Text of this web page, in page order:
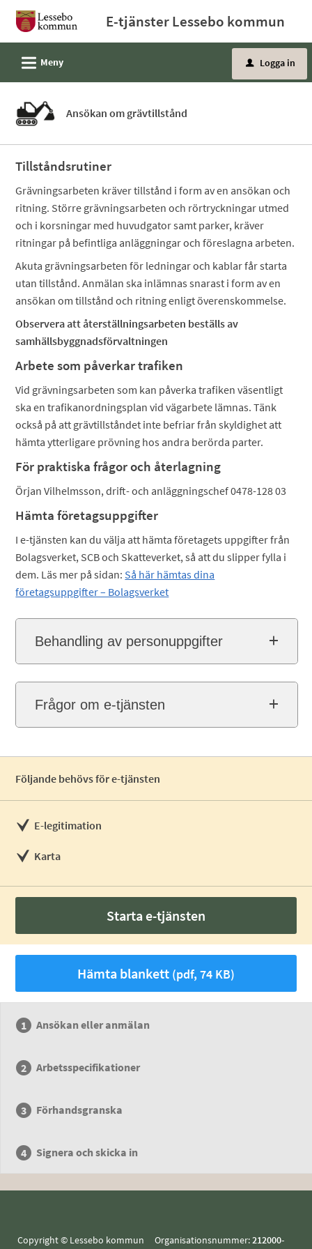
Välkommen
e-
tjänster
-
Lessebo
kommun
E-tjänster Lessebo kommun
L Meny u Logga in
Ansökan om grävtillstånd
Tillståndsrutiner
Grävningsarbeten kräver tillstånd i form av en ansökan och
ritning. Större grävningsarbeten och rörtryckningar utmed
och i korsningar med huvudgator samt parker, kräver
ritningar på befintliga anläggningar och föreslagna arbeten.
Akuta grävningsarbeten för ledningar och kablar får starta
utan tillstånd. Anmälan ska inlämnas snarast i form av en
ansökan om tillstånd och ritning enligt överenskommelse.
Observera att återställningsarbeten beställs av
samhällsbyggnadsförvaltningen
Arbete som påverkar trafiken
Vid grävningsarbeten som kan påverka trafiken väsentligt
ska en trafikanordningsplan vid vägarbete lämnas. Tänk
också på att grävtillståndet inte befriar från skyldighet att
hämta ytterligare prövning hos andra berörda parter.
För praktiska frågor och återlagning
Örjan Vilhelmsson, drift- och anläggningschef 0478-128 03
Hämta företagsuppgifter
I e-tjänsten kan du välja att hämta företagets uppgifter från
Bolagsverket, SCB och Skatteverket, så att du slipper fylla i
dem. Läs mer på sidan: Så här hämtas dina
företagsuppgifter – Bolagsverket
Behandling av personuppgifter
Frågor om e-tjänsten
Följande behövs för e-tjänsten
E-legitimation
Karta
Starta e-tjänsten
Hämta blankett (pdf, 74 KB)
Ansökan eller anmälan
Arbetsspecifikationer
Förhandsgranska
Signera och skicka in
Copyright © Lessebo kommun Organisationsnummer:212000-